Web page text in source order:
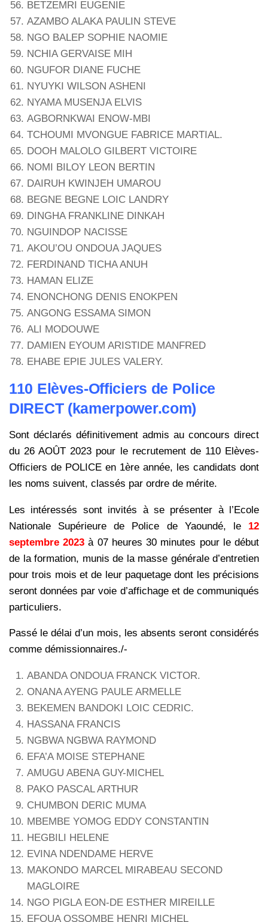
BETZEMRI EUGENIE
AZAMBO ALAKA PAULIN STEVE
NGO BALEP SOPHIE NAOMIE
NCHIA GERVAISE MIH
NGUFOR DIANE FUCHE
NYUYKI WILSON ASHENI
NYAMA MUSENJA ELVIS
AGBORNKWAI ENOW-MBI
TCHOUMI MVONGUE FABRICE MARTIAL.
DOOH MALOLO GILBERT VICTOIRE
NOMI BILOY LEON BERTIN
DAIRUH KWINJEH UMAROU
BEGNE BEGNE LOIC LANDRY
DINGHA FRANKLINE DINKAH
NGUINDOP NACISSE
AKOU’OU ONDOUA JAQUES
FERDINAND TICHA ANUH
HAMAN ELIZE
ENONCHONG DENIS ENOKPEN
ANGONG ESSAMA SIMON
ALI MODOUWE
DAMIEN EYOUM ARISTIDE MANFRED
EHABE EPIE JULES VALERY.
110 Elèves-Officiers de Police
DIRECT (kamerpower.com)
Sont déclarés définitivement admis au concours direct
du 26 AOÛT 2023 pour le recrutement de 110 Elèves-
Officiers de POLICE en 1ère année, les candidats dont
les noms suivent, classés par ordre de mérite.
Les intéressés sont invités à se présenter à l’Ecole
Nationale Supérieure de Police de Yaoundé, le 12
septembre 2023 à 07 heures 30 minutes pour le début
de la formation, munis de la masse générale d’entretien
pour trois mois et de leur paquetage dont les précisions
seront données par voie d’affichage et de communiqués
particuliers.
Passé le délai d’un mois, les absents seront considérés
comme démissionnaires./-
ABANDA ONDOUA FRANCK VICTOR.
ONANA AYENG PAULE ARMELLE
BEKEMEN BANDOKI LOIC CEDRIC.
HASSANA FRANCIS
NGBWA NGBWA RAYMOND
EFA’A MOISE STEPHANE
AMUGU ABENA GUY-MICHEL
PAKO PASCAL ARTHUR
CHUMBON DERIC MUMA
MBEMBE YOMOG EDDY CONSTANTIN
HEGBILI HELENE
EVINA NDENDAME HERVE
MAKONDO MARCEL MIRABEAU SECOND
MAGLOIRE
NGO PIGLA EON-DE ESTHER MIREILLE
EFOUA OSSOMBE HENRI MICHEL